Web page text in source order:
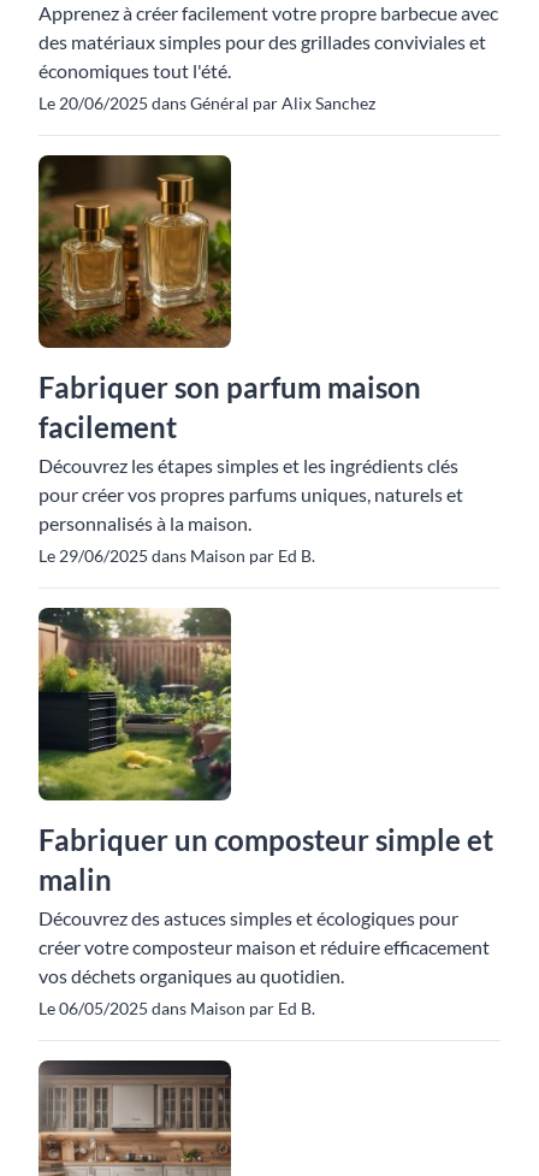
Apprenez à créer facilement votre propre barbecue avec
des matériaux simples pour des grillades conviviales et
économiques tout l'été.
Le 20/06/2025 dans Général par Alix Sanchez
Fabriquer son parfum maison
facilement
Découvrez les étapes simples et les ingrédients clés
pour créer vos propres parfums uniques, naturels et
personnalisés à la maison.
Le 29/06/2025 dans Maison par Ed B.
Fabriquer un composteur simple et
malin
Découvrez des astuces simples et écologiques pour
créer votre composteur maison et réduire efficacement
vos déchets organiques au quotidien.
Le 06/05/2025 dans Maison par Ed B.